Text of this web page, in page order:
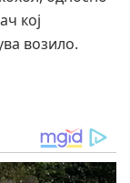
кој
возило.